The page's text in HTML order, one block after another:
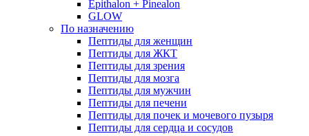
Epithalon + Pinealon
GLOW
По назначению
Пептиды для женщин
Пептиды для ЖКТ
Пептиды для зрения
Пептиды для мозга
Пептиды для мужчин
Пептиды для печени
Пептиды для почек и мочевого пузыря
Пептиды для сердца и сосудов